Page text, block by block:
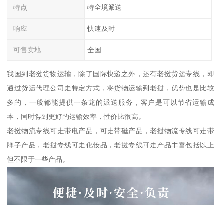
特点 特全境派送
响应 快速及时
可售卖地 全国
我国到老挝货物运输，除了国际快递之外，还有老挝货运专线，即
通过货运代理公司走特定方式，将货物运输到老挝，优势也是比较
多的，一般都能提供一条龙的派送服务，客户是可以节省运输成
本，同时得到更好的运输效率，性价比很高。
老挝物流专线可走带电产品，可走带磁产品，老挝物流专线可走带
牌子产品，老挝专线可走化妆品，老挝专线可走产品丰富包括以上
但不限于一些产品。